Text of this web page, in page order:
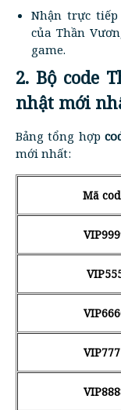
Nhận trực
của Thần
game.
2. Bộ code
nhật mới
Bảng tổng hợp
mới nhất:
Mã